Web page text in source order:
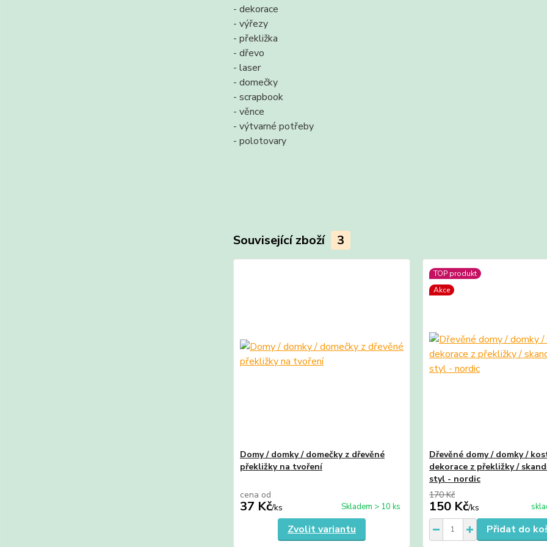
- dekorace
- výřezy
- překližka
- dřevo
- laser
- domečky
- scrapbook
- věnce
- výtvarné potřeby
- polotovary
Související zboží 3
Domy / domky / domečky z dřevěné
překližky na tvoření
cena od
37 Kč/ks Skladem > 10 ks
Zvolit variantu
TOP produkt
Akce
Dřevěné domy / domky /
dekorace z překližky /
styl - nordic
170 Kč
150 Kč/ks
Přidat do